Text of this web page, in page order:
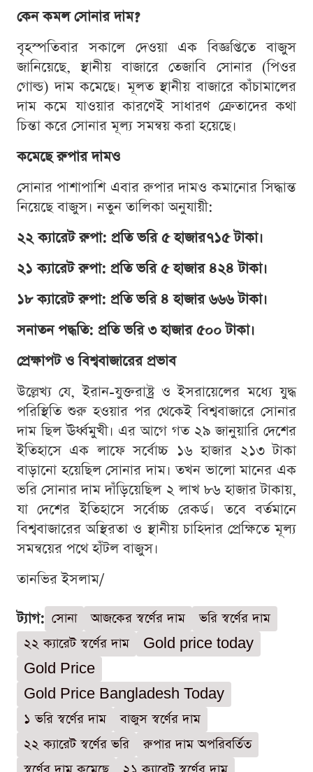
কেন কমল সোনার দাম?
বৃহস্পতিবার সকালে দেওয়া এক বিজ্ঞপ্তিতে বাজুস
জানিয়েছে, স্থানীয় বাজারে তেজাবি সোনার (পিওর
গোল্ড) দাম কমেছে। মূলত স্থানীয় বাজারে কাঁচামালের
দাম কমে যাওয়ার কারণেই সাধারণ ক্রেতাদের কথা
চিন্তা করে সোনার মূল্য সমন্বয় করা হয়েছে।
কমেছে রুপার দামও
সোনার পাশাপাশি এবার রুপার দামও কমানোর সিদ্ধান্ত
নিয়েছে বাজুস। নতুন তালিকা অনুযায়ী:
২২ ক্যারেট রুপা: প্রতি ভরি ৫ হাজার৭১৫ টাকা।
২১ ক্যারেট রুপা: প্রতি ভরি ৫ হাজার ৪২৪ টাকা।
১৮ ক্যারেট রুপা: প্রতি ভরি ৪ হাজার ৬৬৬ টাকা।
সনাতন পদ্ধতি: প্রতি ভরি ৩ হাজার ৫০০ টাকা।
প্রেক্ষাপট ও বিশ্ববাজারের প্রভাব
উল্লেখ্য যে, ইরান-যুক্তরাষ্ট্র ও ইসরায়েলের মধ্যে যুদ্ধ
পরিস্থিতি শুরু হওয়ার পর থেকেই বিশ্ববাজারে সোনার
দাম ছিল ঊর্ধ্বমুখী। এর আগে গত ২৯ জানুয়ারি দেশের
ইতিহাসে এক লাফে সর্বোচ্চ ১৬ হাজার ২১৩ টাকা
বাড়ানো হয়েছিল সোনার দাম। তখন ভালো মানের এক
ভরি সোনার দাম দাঁড়িয়েছিল ২ লাখ ৮৬ হাজার টাকায়,
যা দেশের ইতিহাসে সর্বোচ্চ রেকর্ড। তবে বর্তমানে
বিশ্ববাজারের অস্থিরতা ও স্থানীয় চাহিদার প্রেক্ষিতে মূল্য
সমন্বয়ের পথে হাঁটল বাজুস।
তানভির ইসলাম/
ট্যাগ: সোনা আজকের স্বর্ণের দাম
ভরি স্বর্ণের দাম
২২ ক্যারেট স্বর্ণের দাম
Gold price today
Gold Price
Gold Price Bangladesh Today
১ ভরি স্বর্ণের দাম
বাজুস স্বর্ণের দাম
২২ ক্যারেট স্বর্ণের ভরি
রুপার দাম অপরিবর্তিত